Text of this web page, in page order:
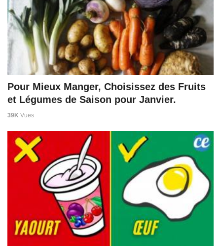
Pour Mieux Manger, Choisissez des Fruits
et Légumes de Saison pour Janvier.
39K Vues